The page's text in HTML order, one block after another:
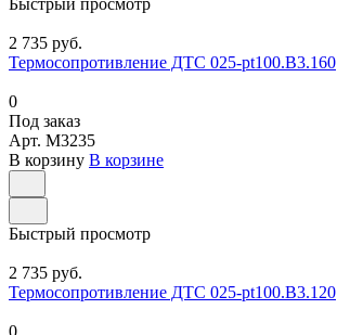
Быстрый просмотр
2 735 руб.
Термосопротивление ДТС 025-pt100.В3.160
0
Под заказ
Арт. M3235
В корзину В корзине
Быстрый просмотр
2 735 руб.
Термосопротивление ДТС 025-pt100.В3.120